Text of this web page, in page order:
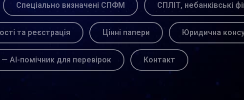
Спеціально визначені СПФМ СПЛІТ, небанківські
та реєстрація Цінні папери Юридична
AI-помічник для перевірок Контакт